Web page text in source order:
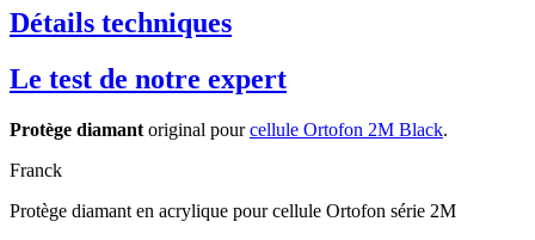
Détails techniques
Le test de notre expert
Protège diamant original pourcellule Ortofon 2M Black.
Franck
Protège diamant en acrylique pour cellule Ortofon série 2M